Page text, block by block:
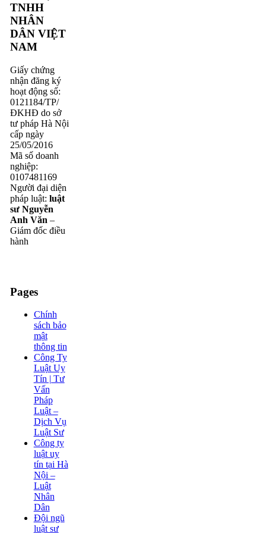
TNHH
NHÂN
DÂN VIỆT
NAM
Giấy chứng
nhận đăng ký
hoạt động số:
0121184/TP/
ĐKHĐ do sở
tư pháp Hà Nội
cấp ngày
25/05/2016
Mã số doanh
nghiệp:
0107481169
Người đại diện
pháp luật: luật
sư Nguyễn
Anh Văn –
Giám đốc điều
hành
Pages
Chính
sách bảo
mật
thông tin
Công Ty
Luật Uy
Tín | Tư
Vấn
Pháp
Luật –
Dịch Vụ
Luật Sư
Công ty
luật uy
tín tại Hà
Nội –
Luật
Nhân
Dân
Đội ngũ
luật sư